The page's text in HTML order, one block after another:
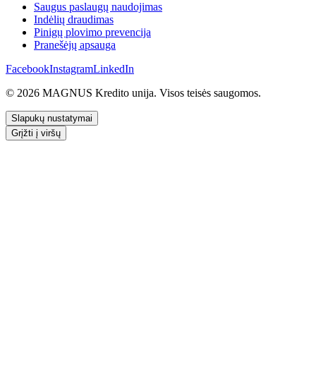
Saugus paslaugų naudojimas
Indėlių draudimas
Pinigų plovimo prevencija
Pranešėjų apsauga
FacebookInstagramLinkedIn
© 2026 MAGNUS Kredito unija. Visos teisės saugomos.
Slapukų nustatymai
Grįžti į viršų